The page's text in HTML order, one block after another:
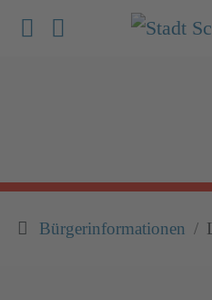
Werkzeuge zur
Suche
Bürgerinformationen